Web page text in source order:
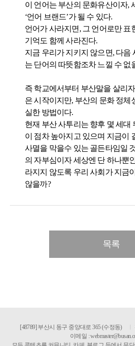
이 언어는 부산의 문화유산이자,
‘언어 브랜드’가 될 수 있다.
언어가 사라지면, 그 언어로만 표
기억도 함께 사라진다.
지금 우리가 지키지 않으면, 다음
는 단어의 따뜻함조차 느낄 수 없
즉 학교에서부터 부산말을 살리
은 시작이지만, 부산의 문화 정체
실한 방법이다.
현재 부산 사투리는 향후 몇 세대
이 점차 높아지고 있으며 지금이
사멸을 막을수 있는 골든타임일
의 자부심이자 세상엔 단 하나뿐
라지지 않도록 우리 사회가 지금
않을까?
목록
[48789] 부산시 동구 중앙대로 365 (수정동)
이메일 :